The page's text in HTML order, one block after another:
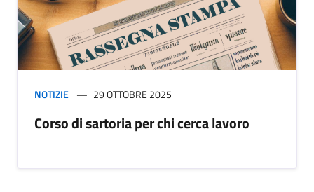
NOTIZIE 29 OTTOBRE 2025
Corso di sartoria per chi cerca lavoro